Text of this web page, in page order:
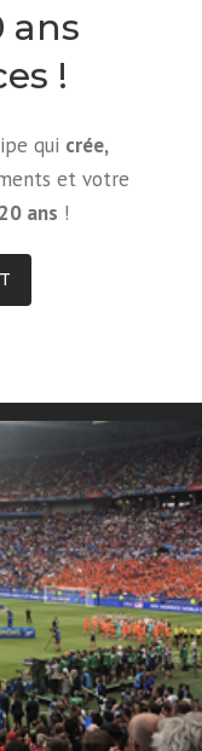
ans
!
qui crée,
et votre
20 ans !